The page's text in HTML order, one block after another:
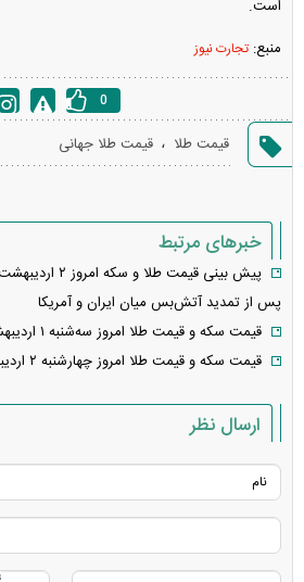
است.
منبع: تجارت نیوز
خطا
0
قیمت طلا ، قیمت طلا جهانی
خبرهای مرتبط
پس از تمدید آتش‌بس میان ایران و آمریکا
قیمت سکه و قیمت طلا امروز سه‌شنبه ۱ اردیبهشت ۱۴۰۵ + جدول
قیمت سکه و قیمت طلا امروز چهارشنبه ۲ اردیبهشت ۱۴۰۵ + جدول
ارسال نظر